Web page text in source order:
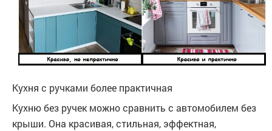
Кухня с ручками более практичная
Кухню без ручек можно сравнить с автомобилем без
крыши. Она красивая, стильная, эффектная,